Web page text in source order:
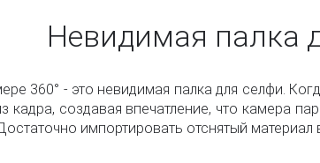
Невидимая палка
360° - это невидимая палка для селфи.
кадра, создавая впечатление, что камера
импортировать отснятый материал